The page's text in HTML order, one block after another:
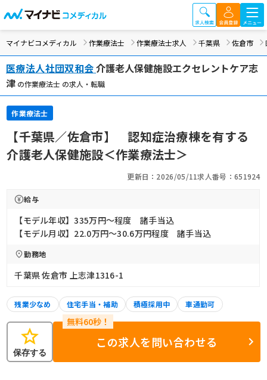
マイナビコメディカル 作業療法士 作業療法士求人 千葉県 佐倉市
医療法人社団双和会介護老人保健施設エクセレントケア志
津 の作業療法士 の求人・転職
作業療法士
【千葉県／佐倉市】 認知症治療棟を有する
介護老人保健施設＜作業療法士＞
更新日：2026/05/11求人番号：651924
給与
【モデル年収】335万円〜程度 諸手当込
【モデル月収】22.0万円〜30.6万円程度 諸手当込
勤務地
千葉県 佐倉市 上志津1316-1
残業少なめ 住宅手当・補助 積極採用中 車通勤可
star
保存する
この求人を問い合わせる